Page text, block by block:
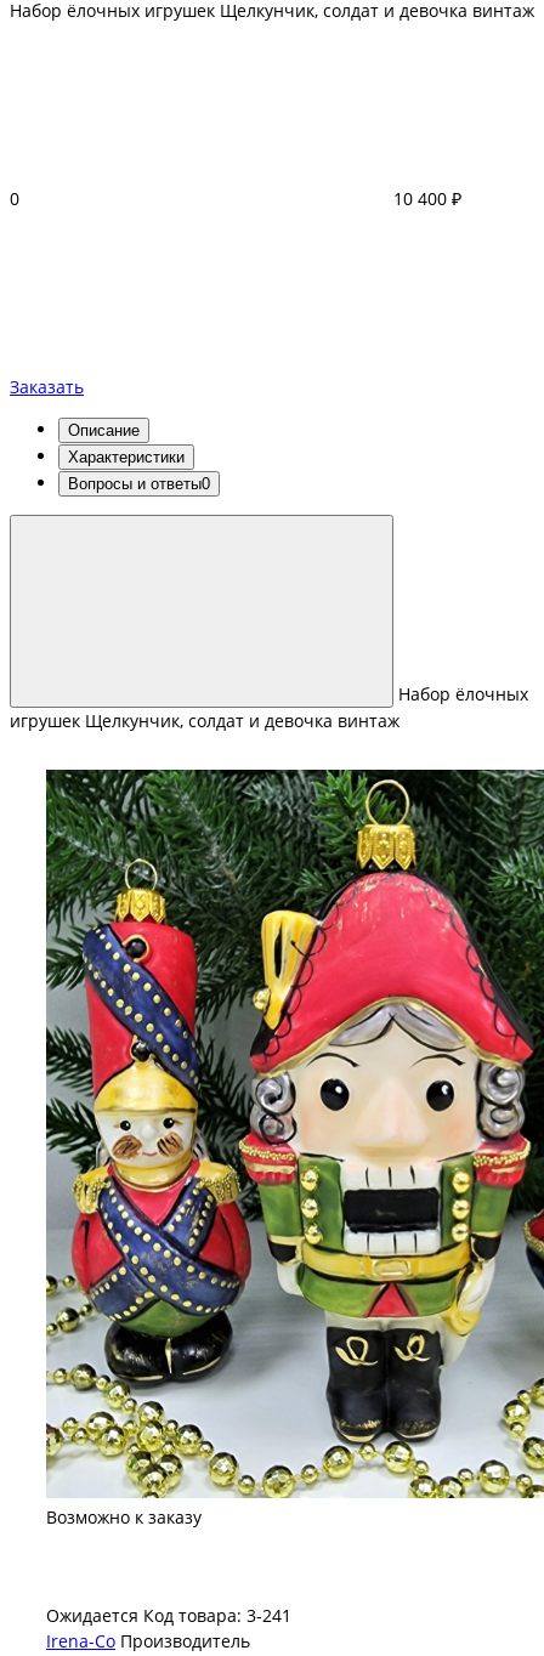
Набор ёлочных игрушек Щелкунчик, солдат и девочка винтаж
0 10 400 ₽
Заказать
Описание
Характеристики
Вопросы и ответы0
Набор ёлочных
игрушек Щелкунчик, солдат и девочка винтаж
Возможно к заказу
Ожидается Код товара: 3-241
Irena-Co Производитель